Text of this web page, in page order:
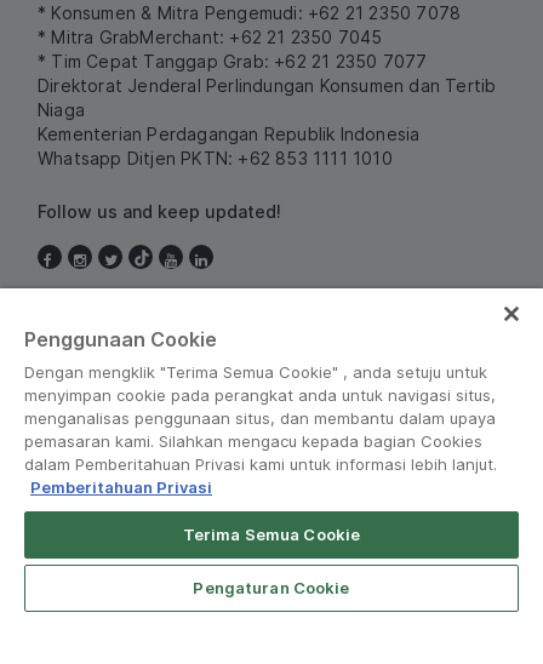
* Konsumen & Mitra Pengemudi: +62 21 2350 7078
* Mitra GrabMerchant: +62 21 2350 7045
* Tim Cepat Tanggap Grab: +62 21 2350 7077
Direktorat Jenderal Perlindungan Konsumen dan Tertib
Niaga
Kementerian Perdagangan Republik Indonesia
Whatsapp Ditjen PKTN: +62 853 1111 1010
Follow us and keep updated!
© Grab 2010 - 2026
Grab for Android
Open App
Penggunaan Cookie
Dengan mengklik "Terima Semua Cookie" , anda setuju untuk
menyimpan cookie pada perangkat anda untuk navigasi situs,
menganalisas penggunaan situs, dan membantu dalam upaya
pemasaran kami. Silahkan mengacu kepada bagian Cookies
dalam Pemberitahuan Privasi kami untuk informasi lebih lanjut.
Pemberitahuan Privasi
Terima Semua Cookie
Pengaturan Cookie